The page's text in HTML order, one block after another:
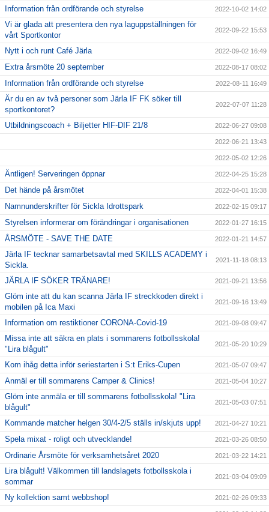
Information från ordförande och styrelse 2022-10-02 14:02
Vi är glada att presentera den nya laguppställningen för
vårt Sportkontor
2022-09-22 15:53
Nytt i och runt Café Järla 2022-09-02 16:49
Extra årsmöte 20 september 2022-08-17 08:02
Information från ordförande och styrelse 2022-08-11 16:49
Är du en av två personer som Järla IF FK söker till
sportkontoret?
2022-07-07 11:28
Utbildningscoach + Biljetter HIF-DIF 21/8 2022-06-27 09:08
2022-06-21 13:43
2022-05-02 12:26
Äntligen! Serveringen öppnar 2022-04-25 15:28
Det hände på årsmötet 2022-04-01 15:38
Namnunderskrifter för Sickla Idrottspark 2022-02-15 09:17
Styrelsen informerar om förändringar i organisationen 2022-01-27 16:15
ÅRSMÖTE - SAVE THE DATE 2022-01-21 14:57
Järla IF tecknar samarbetsavtal med SKILLS ACADEMY i
Sickla.
2021-11-18 08:13
JÄRLA IF SÖKER TRÄNARE! 2021-09-21 13:56
Glöm inte att du kan scanna Järla IF streckkoden direkt i
mobilen på Ica Maxi
2021-09-16 13:49
Information om restiktioner CORONA-Covid-19 2021-09-08 09:47
Missa inte att säkra en plats i sommarens fotbollsskola!
"Lira blågult"
2021-05-20 10:29
Kom ihåg detta inför seriestarten i S:t Eriks-Cupen 2021-05-07 09:47
Anmäl er till sommarens Camper & Clinics! 2021-05-04 10:27
Glöm inte anmäla er till sommarens fotbollsskola! "Lira
blågult"
2021-05-03 07:51
Kommande matcher helgen 30/4-2/5 ställs in/skjuts upp! 2021-04-27 10:21
Spela mixat - roligt och utvecklande! 2021-03-26 08:50
Ordinarie Årsmöte för verksamhetsåret 2020 2021-03-22 14:21
Lira blågult! Välkommen till landslagets fotbollsskola i
sommar
2021-03-04 09:09
Ny kollektion samt webbshop! 2021-02-26 09:33